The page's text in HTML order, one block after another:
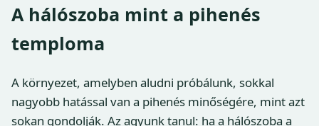
A hálószoba mint a pihenés
temploma
A környezet, amelyben aludni próbálunk, sokkal
nagyobb hatással van a pihenés minőségére, mint azt
sokan gondolják. Az agyunk tanul: ha a hálószoba a